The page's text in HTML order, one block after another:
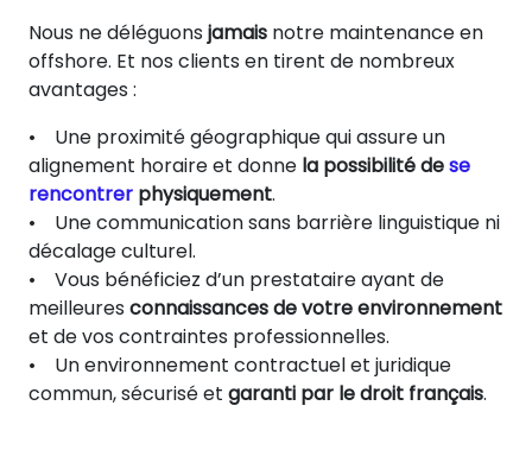
Nous ne déléguons jamais notre maintenance en
offshore. Et nos clients en tirent de nombreux
avantages :
• Une proximité géographique qui assure un
alignement horaire et donne la possibilité dese
rencontrer physiquement.
• Une communication sans barrière linguistique ni
décalage culturel.
• Vous bénéficiez d’un prestataire ayant de
meilleures connaissances de votre environnement
et de vos contraintes professionnelles.
• Un environnement contractuel et juridique
commun, sécurisé et garanti par le droit français.